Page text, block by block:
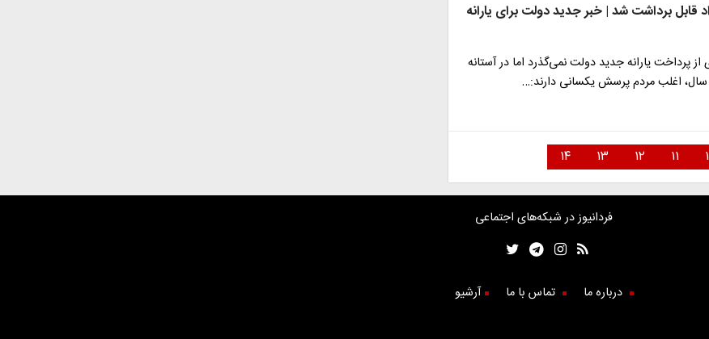
قابل برداشت شد | خبر جدید دولت برای یارانه
از پرداخت یارانه جدید دولت نمی‌گذرد اما در آستانه
اغلب مردم پرسش یکسانی دارند:…
۱۱ ۱۲ ۱۳ ۱۴
فردانیوز در شبکه‌های اجتماعی
درباره ما تماس با ما آرشیو